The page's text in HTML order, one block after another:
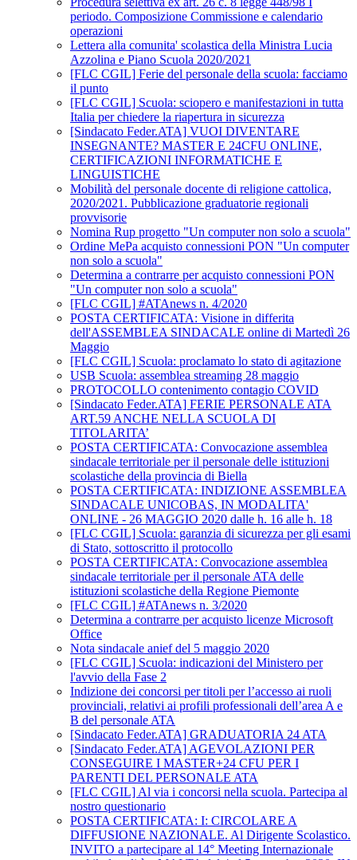
periodo. Composizione Commissione e calendario
operazioni
Lettera alla comunita' scolastica della Ministra Lucia
Azzolina e Piano Scuola 2020/2021
[FLC CGIL] Ferie del personale della scuola: facciamo
il punto
[FLC CGIL] Scuola: sciopero e manifestazioni in tutta
Italia per chiedere la riapertura in sicurezza
[Sindacato Feder.ATA] VUOI DIVENTARE
INSEGNANTE? MASTER E 24CFU ONLINE,
CERTIFICAZIONI INFORMATICHE E
LINGUISTICHE
Mobilità del personale docente di religione cattolica,
2020/2021. Pubblicazione graduatorie regionali
provvisorie
Nomina Rup progetto "Un computer non solo a scuola"
Ordine MePa acquisto connessioni PON "Un computer
non solo a scuola"
Determina a contrarre per acquisto connessioni PON
"Un computer non solo a scuola"
[FLC CGIL] #ATAnews n. 4/2020
POSTA CERTIFICATA: Visione in differita
dell'ASSEMBLEA SINDACALE online di Martedì 26
Maggio
[FLC CGIL] Scuola: proclamato lo stato di agitazione
USB Scuola: assemblea streaming 28 maggio
PROTOCOLLO contenimento contagio COVID
[Sindacato Feder.ATA] FERIE PERSONALE ATA
ART.59 ANCHE NELLA SCUOLA DI
TITOLARITA’
POSTA CERTIFICATA: Convocazione assemblea
sindacale territoriale per il personale delle istituzioni
scolastiche della provincia di Biella
POSTA CERTIFICATA: INDIZIONE ASSEMBLEA
SINDACALE UNICOBAS, IN MODALITA'
ONLINE - 26 MAGGIO 2020 dalle h. 16 alle h. 18
[FLC CGIL] Scuola: garanzia di sicurezza per gli esami
di Stato, sottoscritto il protocollo
POSTA CERTIFICATA: Convocazione assemblea
sindacale territoriale per il personale ATA delle
istituzioni scolastiche della Regione Piemonte
[FLC CGIL] #ATAnews n. 3/2020
Determina a contrarre per acquisto licenze Microsoft
Office
Nota sindacale anief del 5 maggio 2020
[FLC CGIL] Scuola: indicazioni del Ministero per
l'avvio della Fase 2
Indizione dei concorsi per titoli per l’accesso ai ruoli
provinciali, relativi ai profili professionali dell’area A e
B del personale ATA
[Sindacato Feder.ATA] GRADUATORIA 24 ATA
[Sindacato Feder.ATA] AGEVOLAZIONI PER
CONSEGUIRE I MASTER+24 CFU PER I
PARENTI DEL PERSONALE ATA
[FLC CGIL] Al via i concorsi nella scuola. Partecipa al
nostro questionario
POSTA CERTIFICATA: I: CIRCOLARE A
DIFFUSIONE NAZIONALE. Al Dirigente Scolastico.
INVITO a partecipare al 14° Meeting Internazionale